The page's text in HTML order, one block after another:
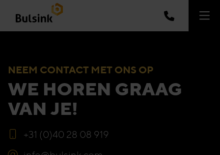
NEEM CONTACT MET ONS OP
WE HOREN GRAAG
VAN JE!
+31 (0)40 28 08 919